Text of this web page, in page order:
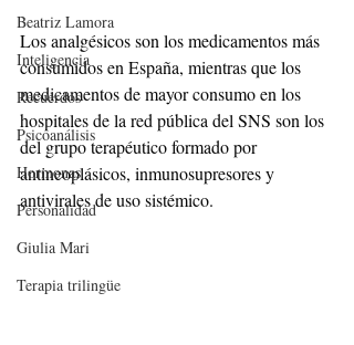
Beatriz Lamora
Inteligencia
Recuerdos
Psicoanálisis
Hormonas
Personalidad
Giulia Mari
Terapia trilingüe
Los analgésicos son los medicamentos más
consumidos en España, mientras que los
medicamentos de mayor consumo en los
hospitales de la red pública del SNS son los
del grupo terapéutico formado por
antineoplásicos, inmunosupresores y
antivirales de uso sistémico.